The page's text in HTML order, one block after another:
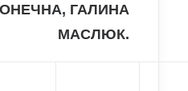
ГАЛИНА
МАСЛЮК.